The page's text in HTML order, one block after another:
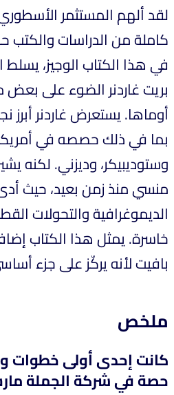
لقد ألهم المستثمر
كاملة من الدراسات والكتب
في هذا الكتاب الوجيز،
بريت غاردنر الضوء على
أوماها. يستعرض غاردنر أبرز
بما في ذلك حصصه في
وستوديبيكر، وديزني. لكنه
منسي منذ زمن بعيد، حيث
الديموغرافية والتحولات
خاسرة. يمثل هذا الكتاب
بافيت لأنه يركّز على جزء
ملخص
كانت إحدى أولى خطوات
حصة في شركة الجملة